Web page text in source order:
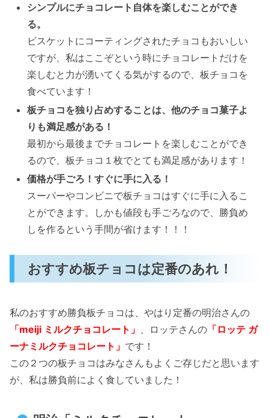
シンプルにチョコレート自体を楽しむことができ
る。
ビスケットにコーティングされたチョコもおいしい
ですが、私はここぞという時にチョコレートだけを
楽しむと力が湧いてくる気がするので、板チョコを
食べています！
板チョコを独り占めすることは、他のチョコ菓子よ
りも満足感がある！
最初から最後までチョコレートを楽しむことができ
るので、板チョコ１枚でとても満足感があります！
価格が手ごろ！すぐに手に入る！
スーパーやコンビニで板チョコはすぐに手に入るこ
とができます。しかも値段も手ごろなので、勝負め
しを作るという手間が省けます！！！
おすすめ板チョコは定番のあれ！
私のおすすめ勝負板チョコは、やはり定番の明治さんの
「meiji ミルクチョコレート」 、ロッテさんの 「ロッテ ガ
ーナミルクチョコレート」 です！
この２つの板チョコはみなさんもよくご存じだと思います
が、私は勝負前によく食していました！